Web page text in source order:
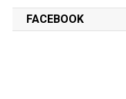
FACEBOOK